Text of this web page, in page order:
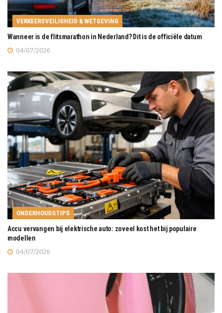
VERKEERSVEILIGHEID & WETGEVING
Wanneer is de flitsmarathon in Nederland? Dit is de officiële datum
04/07/2026
ONDERHOUDSTIPS
Accu vervangen bij elektrische auto: zoveel kost het bij populaire
modellen
04/07/2026